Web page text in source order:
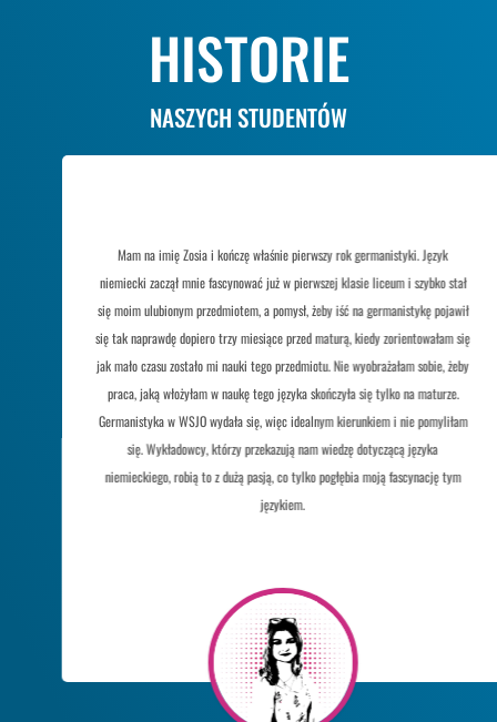
HISTORIE
NASZYCH STUDENTÓW
Mam na imię Zosia i kończę właśnie pierwszy rok germanistyki. Język
niemiecki zaczął mnie fascynować już w pierwszej klasie liceum i szybko stał
się moim ulubionym przedmiotem, a pomysł, żeby iść na germanistykę pojawił
się tak naprawdę dopiero trzy miesiące przed maturą, kiedy zorientowałam się
jak mało czasu zostało mi nauki tego przedmiotu. Nie wyobrażałam sobie, żeby
praca, jaką włożyłam w naukę tego języka skończyła się tylko na maturze.
Germanistyka w WSJO wydała się, więc idealnym kierunkiem i nie pomyliłam
się. Wykładowcy, którzy przekazują nam wiedzę dotyczącą języka
niemieckiego, robią to z dużą pasją, co tylko pogłębia moją fascynację tym
językiem.